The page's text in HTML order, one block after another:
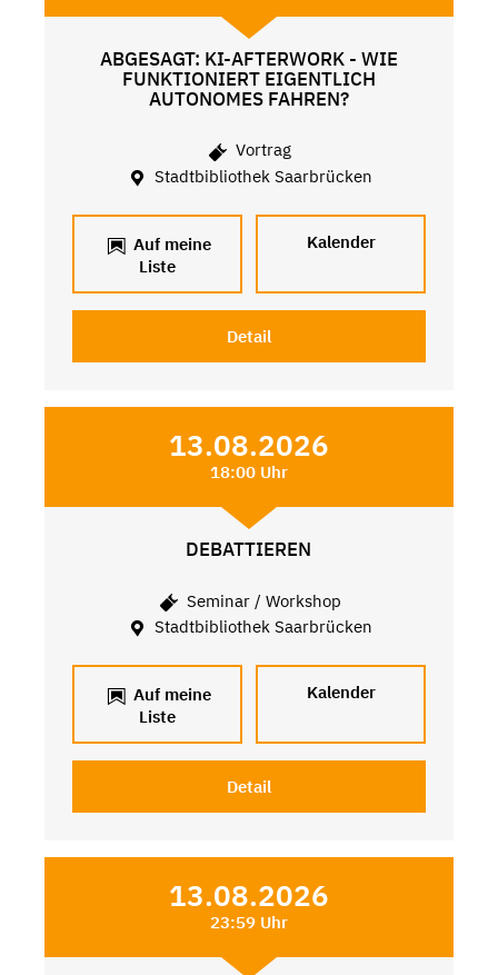
ABGESAGT: KI-AFTERWORK - WIE
FUNKTIONIERT EIGENTLICH
AUTONOMES FAHREN?
Vortrag
Stadtbibliothek Saarbrücken
Auf meine
Liste
Kalender
Detail
13.08.2026
18:00 Uhr
DEBATTIEREN
Seminar / Workshop
Stadtbibliothek Saarbrücken
Auf meine
Liste
Kalender
Detail
13.08.2026
23:59 Uhr